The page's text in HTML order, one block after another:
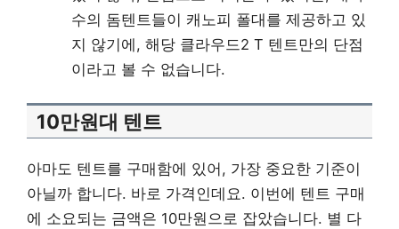
수의 돔텐트들이 캐노피 폴대를 제공하고 있
지 않기에, 해당 클라우드2 T 텐트만의 단점
이라고 볼 수 없습니다.
10만원대 텐트
아마도 텐트를 구매함에 있어, 가장 중요한 기준이
아닐까 합니다. 바로 가격인데요. 이번에 텐트 구매
에 소요되는 금액은 10만원으로 잡았습니다. 별 다